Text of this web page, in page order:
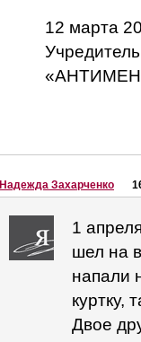
12 марта
Надежда Захарченко
1
шел на
напали
куртку,
Двое